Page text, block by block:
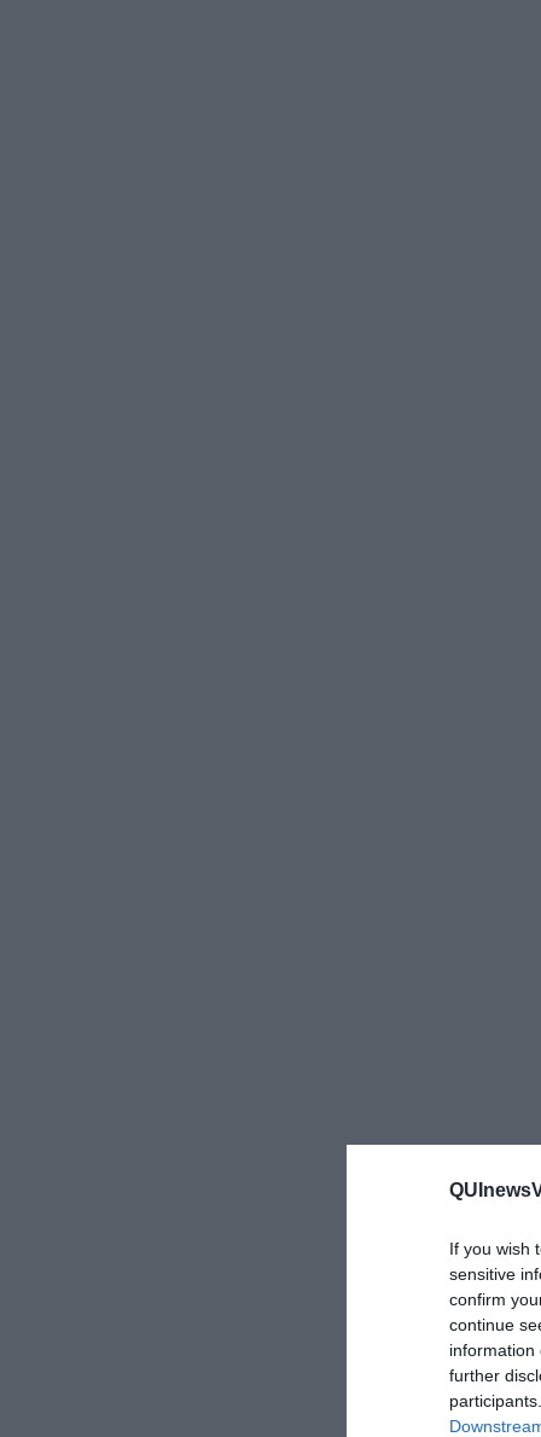
If you wish
sensitive
confirm
continue
information
further